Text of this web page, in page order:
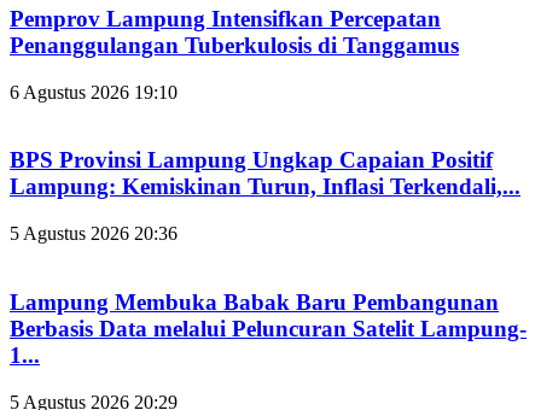
Pemprov Lampung Intensifkan Percepatan
Penanggulangan Tuberkulosis di Tanggamus
6 Agustus 2026 19:10
BPS Provinsi Lampung Ungkap Capaian Positif
Lampung: Kemiskinan Turun, Inflasi Terkendali,...
5 Agustus 2026 20:36
Lampung Membuka Babak Baru Pembangunan
Berbasis Data melalui Peluncuran Satelit Lampung-
1...
5 Agustus 2026 20:29